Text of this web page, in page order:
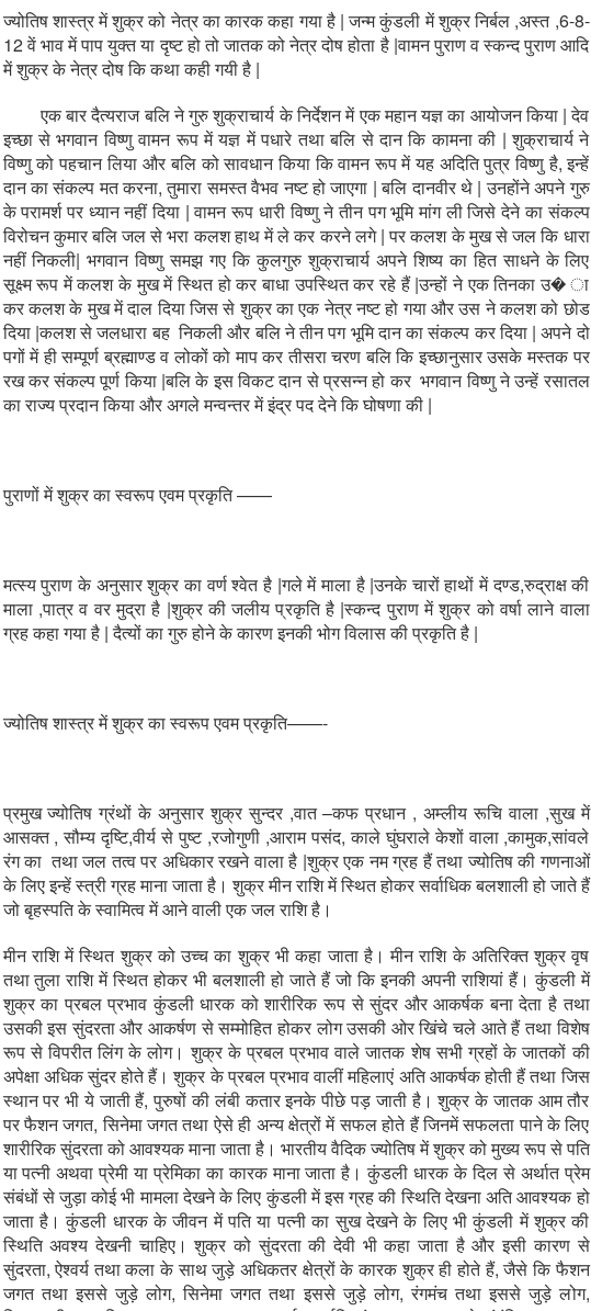
ज्योतिष शास्त्र में शुक्र को नेत्र का कारक कहा गया है | जन्म कुंडली में शुक्र निर्बल ,अस्त ,6-8-
12 वें भाव में पाप युक्त या दृष्ट हो तो जातक को नेत्र दोष होता है |वामन पुराण व स्कन्द पुराण आदि
में शुक्र के नेत्र दोष कि कथा कही गयी है |
एक बार दैत्यराज बलि ने गुरु शुक्राचार्य के निर्देशन में एक महान यज्ञ का आयोजन किया | देव
इच्छा से भगवान विष्णु वामन रूप में यज्ञ में पधारे तथा बलि से दान कि कामना की | शुक्राचार्य ने
विष्णु को पहचान लिया और बलि को सावधान किया कि वामन रूप में यह अदिति पुत्र विष्णु है, इन्हें
दान का संकल्प मत करना, तुमारा समस्त वैभव नष्ट हो जाएगा | बलि दानवीर थे | उनहोंने अपने गुरु
के परामर्श पर ध्यान नहीं दिया | वामन रूप धारी विष्णु ने तीन पग भूमि मांग ली जिसे देने का संकल्प
विरोचन कुमार बलि जल से भरा कलश हाथ में ले कर करने लगे | पर कलश के मुख से जल कि धारा
नहीं निकली| भगवान विष्णु समझ गए कि कुलगुरु शुक्राचार्य अपने शिष्य का हित साधने के लिए
सूक्ष्म रूप में कलश के मुख में स्थित हो कर बाधा उपस्थित कर रहे हैं |उन्हों ने एक तिनका उ� ा
कर कलश के मुख में दाल दिया जिस से शुक्र का एक नेत्र नष्ट हो गया और उस ने कलश को छोड
दिया |कलश से जलधारा बह निकली और बलि ने तीन पग भूमि दान का संकल्प कर दिया | अपने दो
पगों में ही सम्पूर्ण ब्रह्माण्ड व लोकों को माप कर तीसरा चरण बलि कि इच्छानुसार उसके मस्तक पर
रख कर संकल्प पूर्ण किया |बलि के इस विकट दान से प्रसन्न हो कर भगवान विष्णु ने उन्हें रसातल
का राज्य प्रदान किया और अगले मन्वन्तर में इंद्र पद देने कि घोषणा की |
पुराणों में शुक्र का स्वरूप एवम प्रकृति ——
मत्स्य पुराण के अनुसार शुक्र का वर्ण श्वेत है |गले में माला है |उनके चारों हाथों में दण्ड,रुद्राक्ष की
माला ,पात्र व वर मुद्रा है |शुक्र की जलीय प्रकृति है |स्कन्द पुराण में शुक्र को वर्षा लाने वाला
ग्रह कहा गया है | दैत्यों का गुरु होने के कारण इनकी भोग विलास की प्रकृति है |
ज्योतिष शास्त्र में शुक्र का स्वरूप एवम प्रकृति——-
प्रमुख ज्योतिष ग्रंथों के अनुसार शुक्र सुन्दर ,वात –कफ प्रधान , अम्लीय रूचि वाला ,सुख में
आसक्त , सौम्य दृष्टि,वीर्य से पुष्ट ,रजोगुणी ,आराम पसंद, काले घुंघराले केशों वाला ,कामुक,सांवले
रंग का तथा जल तत्व पर अधिकार रखने वाला है |शुक्र एक नम ग्रह हैं तथा ज्योतिष की गणनाओं
के लिए इन्हें स्त्री ग्रह माना जाता है। शुक्र मीन राशि में स्थित होकर सर्वाधिक बलशाली हो जाते हैं
जो बृहस्पति के स्वामित्व में आने वाली एक जल राशि है।
मीन राशि में स्थित शुक्र को उच्च का शुक्र भी कहा जाता है। मीन राशि के अतिरिक्त शुक्र वृष
तथा तुला राशि में स्थित होकर भी बलशाली हो जाते हैं जो कि इनकी अपनी राशियां हैं। कुंडली में
शुक्र का प्रबल प्रभाव कुंडली धारक को शारीरिक रूप से सुंदर और आकर्षक बना देता है तथा
उसकी इस सुंदरता और आकर्षण से सम्मोहित होकर लोग उसकी ओर खिंचे चले आते हैं तथा विशेष
रूप से विपरीत लिंग के लोग। शुक्र के प्रबल प्रभाव वाले जातक शेष सभी ग्रहों के जातकों की
अपेक्षा अधिक सुंदर होते हैं। शुक्र के प्रबल प्रभाव वालीं महिलाएं अति आकर्षक होती हैं तथा जिस
स्थान पर भी ये जाती हैं, पुरुषों की लंबी कतार इनके पीछे पड़ जाती है। शुक्र के जातक आम तौर
पर फैशन जगत, सिनेमा जगत तथा ऐसे ही अन्य क्षेत्रों में सफल होते हैं जिनमें सफलता पाने के लिए
शारीरिक सुंदरता को आवश्यक माना जाता है। भारतीय वैदिक ज्योतिष में शुक्र को मुख्य रूप से पति
या पत्नी अथवा प्रेमी या प्रेमिका का कारक माना जाता है। कुंडली धारक के दिल से अर्थात प्रेम
संबंधों से जुड़ा कोई भी मामला देखने के लिए कुंडली में इस ग्रह की स्थिति देखना अति आवश्यक हो
जाता है। कुंडली धारक के जीवन में पति या पत्नी का सुख देखने के लिए भी कुंडली में शुक्र की
स्थिति अवश्य देखनी चाहिए। शुक्र को सुंदरता की देवी भी कहा जाता है और इसी कारण से
सुंदरता, ऐश्वर्य तथा कला के साथ जुड़े अधिकतर क्षेत्रों के कारक शुक्र ही होते हैं, जैसे कि फैशन
जगत तथा इससे जुड़े लोग, सिनेमा जगत तथा इससे जुड़े लोग, रंगमंच तथा इससे जुड़े लोग,